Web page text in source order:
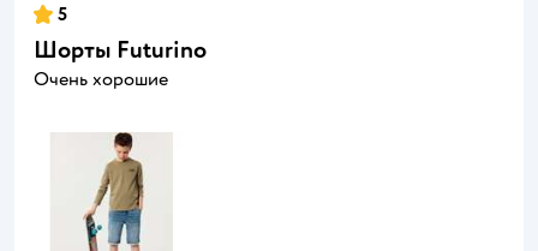
5
Шорты Futurino
Очень хорошие